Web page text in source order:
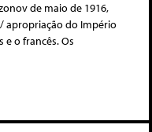
de maio de 1916,
apropriação do Império
o francês. Os